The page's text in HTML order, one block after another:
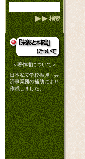
＜著作権について＞
日本私立学校振興・共
済事業団の補助により
作成しました。